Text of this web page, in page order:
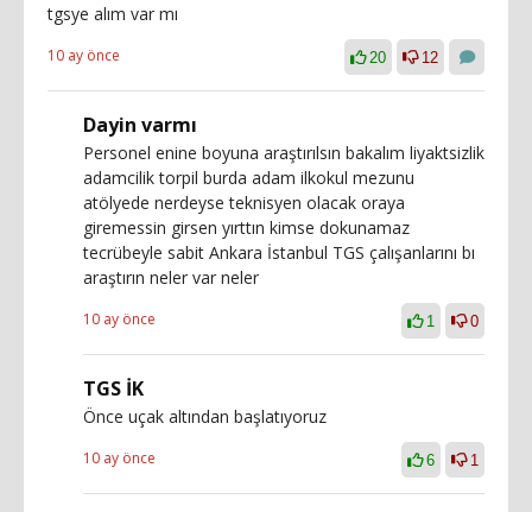
tgsye alım var mı
10 ay önce 20 12
Dayin varmı
Personel enine boyuna araştırılsın bakalım liyaktsizlik
adamcilik torpil burda adam ilkokul mezunu
atölyede nerdeyse teknisyen olacak oraya
giremessin girsen yırttın kimse dokunamaz
tecrübeyle sabit Ankara İstanbul TGS çalışanlarını bı
araştırın neler var neler
10 ay önce 1 0
TGS İK
Önce uçak altından başlatıyoruz
10 ay önce 6 1